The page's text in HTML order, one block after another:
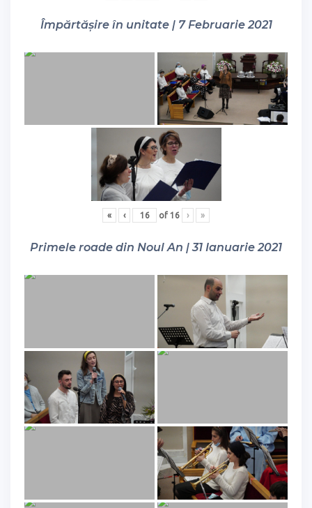
Împărtășire în unitate | 7 Februarie 2021
« ‹ of 16 › »
Primele roade din Noul An | 31 Ianuarie 2021